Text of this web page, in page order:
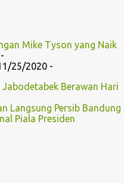
Mike Tyson yang Naik
-
25/2020 -
Berawan Hari
Langsung Persib Bandung
Piala Presiden